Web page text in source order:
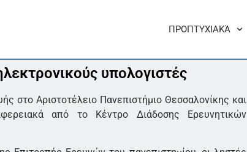
ΠΡΟΠΤΥΧΙΑΚΆ
υπολογιστές
στο Αριστοτέλειο Πανεπιστήμιο Θεσσαλονίκης και
από το Κέντρο Διάδοσης Ερευνητικών